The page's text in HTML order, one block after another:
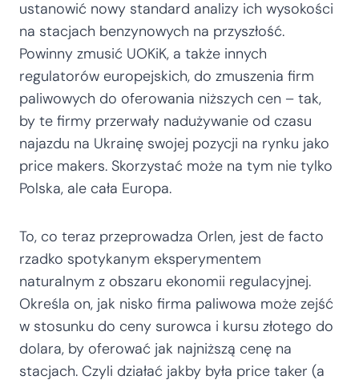
ustanowić nowy standard analizy ich wysokości
na stacjach benzynowych na przyszłość.
Powinny zmusić UOKiK, a także innych
regulatorów europejskich, do zmuszenia firm
paliwowych do oferowania niższych cen – tak,
by te firmy przerwały nadużywanie od czasu
najazdu na Ukrainę swojej pozycji na rynku jako
price makers. Skorzystać może na tym nie tylko
Polska, ale cała Europa.
To, co teraz przeprowadza Orlen, jest de facto
rzadko spotykanym eksperymentem
naturalnym z obszaru ekonomii regulacyjnej.
Określa on, jak nisko firma paliwowa może zejść
w stosunku do ceny surowca i kursu złotego do
dolara, by oferować jak najniższą cenę na
stacjach. Czyli działać jakby była price taker (a